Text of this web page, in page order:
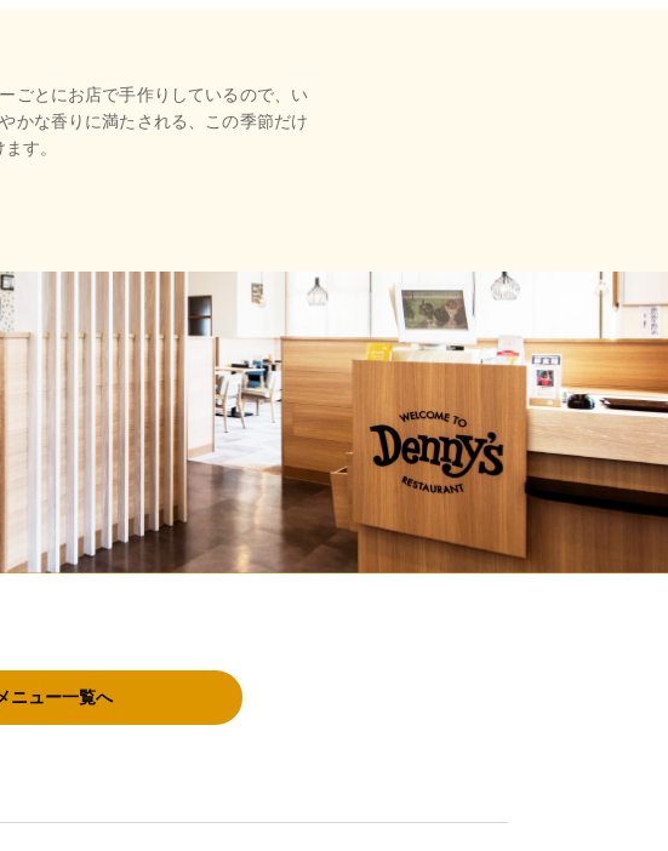
ごとにお店で手作りしているので、い
かな香りに満たされる、この季節だけ
す。
ニュー一覧へ